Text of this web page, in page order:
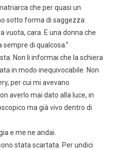
che per quasi un
sotto forma di saggezza:
vuota, cara. E una donna che
di qualcosa.”
Non li informai che la schiera
in modo inequivocabile. Non
per cui mi avevano
averlo mai dato alla luce, in
ma già vivo dentro di
e me ne andai.
stata scartata. Per undici